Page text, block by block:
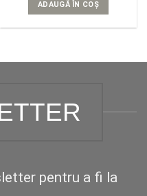
ADAUGĂ ÎN COȘ
pentru a fi la